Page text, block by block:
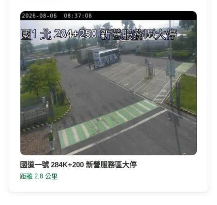
國道一號 284K+200 新營服務區大停
距離 2.8 公里